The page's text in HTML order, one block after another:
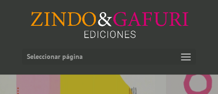
Seleccionar página